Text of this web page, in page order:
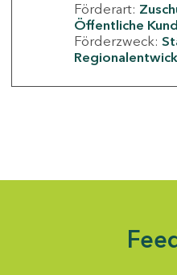
Förderart:
Öffentliche
Förderzweck: